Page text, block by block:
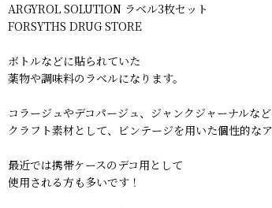
ARGYROL SOLUTION ラベル3枚セット
FORSYTHS DRUG STORE
ボトルなどに貼られていた
薬物や調味料のラベルになります。
コラージュやデコパージュ、ジャンクジャーナルな
クラフト素材として、ビンテージを用いた個性的な
最近では携帯ケースのデコ用として
使用される方も多いです！